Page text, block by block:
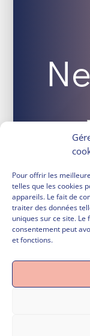
Pour offrir les
telles que les cookies
appareils. Le fait de
traiter des données
uniques sur ce site.
consentement peut
et fonctions.